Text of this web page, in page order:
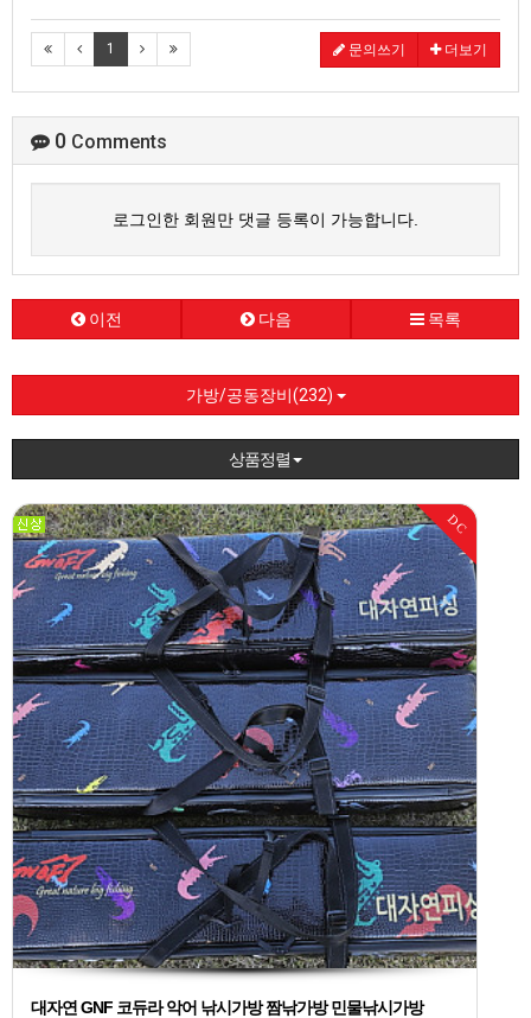
1 문의쓰기 더보기
0 Comments
로그인한 회원만 댓글 등록이 가능합니다.
이전 다음 목록
가방/공동장비(232)
상품정렬
DC
대자연 GNF 코듀라 악어 낚시가방 짬낚가방 민물낚시가방